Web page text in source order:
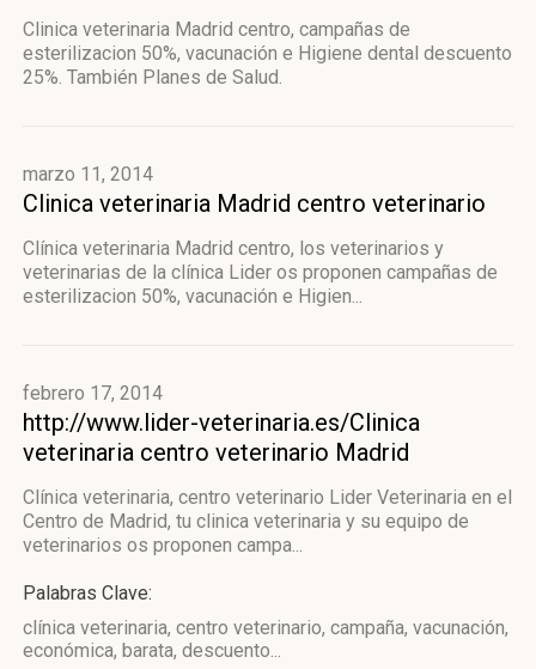
Clinica veterinaria Madrid centro, campañas de
esterilizacion 50%, vacunación e Higiene dental descuento
25%. También Planes de Salud.
marzo 11, 2014
Clinica veterinaria Madrid centro veterinario
Clínica veterinaria Madrid centro, los veterinarios y
veterinarias de la clínica Lider os proponen campañas de
esterilizacion 50%, vacunación e Higien...
febrero 17, 2014
http://www.lider-veterinaria.es/Clinica
veterinaria centro veterinario Madrid
Clínica veterinaria, centro veterinario Lider Veterinaria en el
Centro de Madrid, tu clinica veterinaria y su equipo de
veterinarios os proponen campa...
Palabras Clave:
clínica veterinaria, centro veterinario, campaña, vacunación,
económica, barata, descuento...